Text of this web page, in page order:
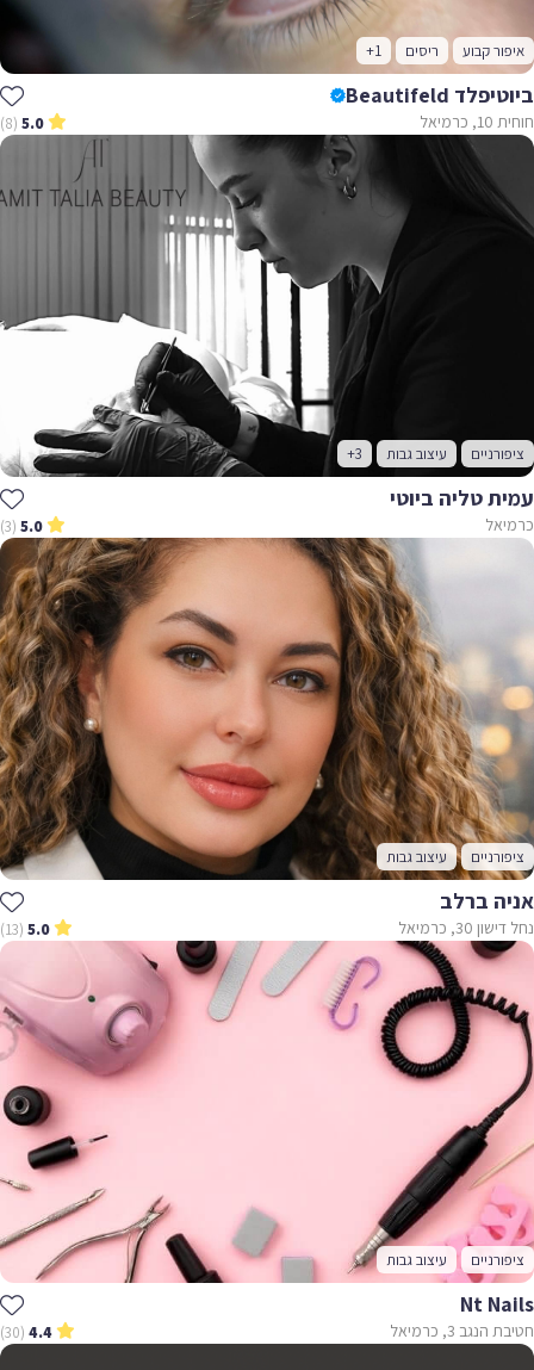
איפור קבוע ריסים +1
ביוטיפלד Beautifeld
חוחית 10, כרמיאל 5.0
(8)
ציפורניים עיצוב גבות +3
עמית טליה ביוטי
כרמיאל 5.0
(3)
ציפורניים עיצוב גבות
אניה ברלב
נחל דישון 30, כרמיאל 5.0
(13)
ציפורניים עיצוב גבות
Nt Nails
חטיבת הנגב 3, כרמיאל 4.4
(30)